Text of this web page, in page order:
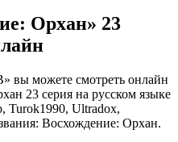
Орхан» 23
вы можете смотреть онлайн
23 серия на русском языке
Turok1990, Ultradox,
Восхождение: Орхан.